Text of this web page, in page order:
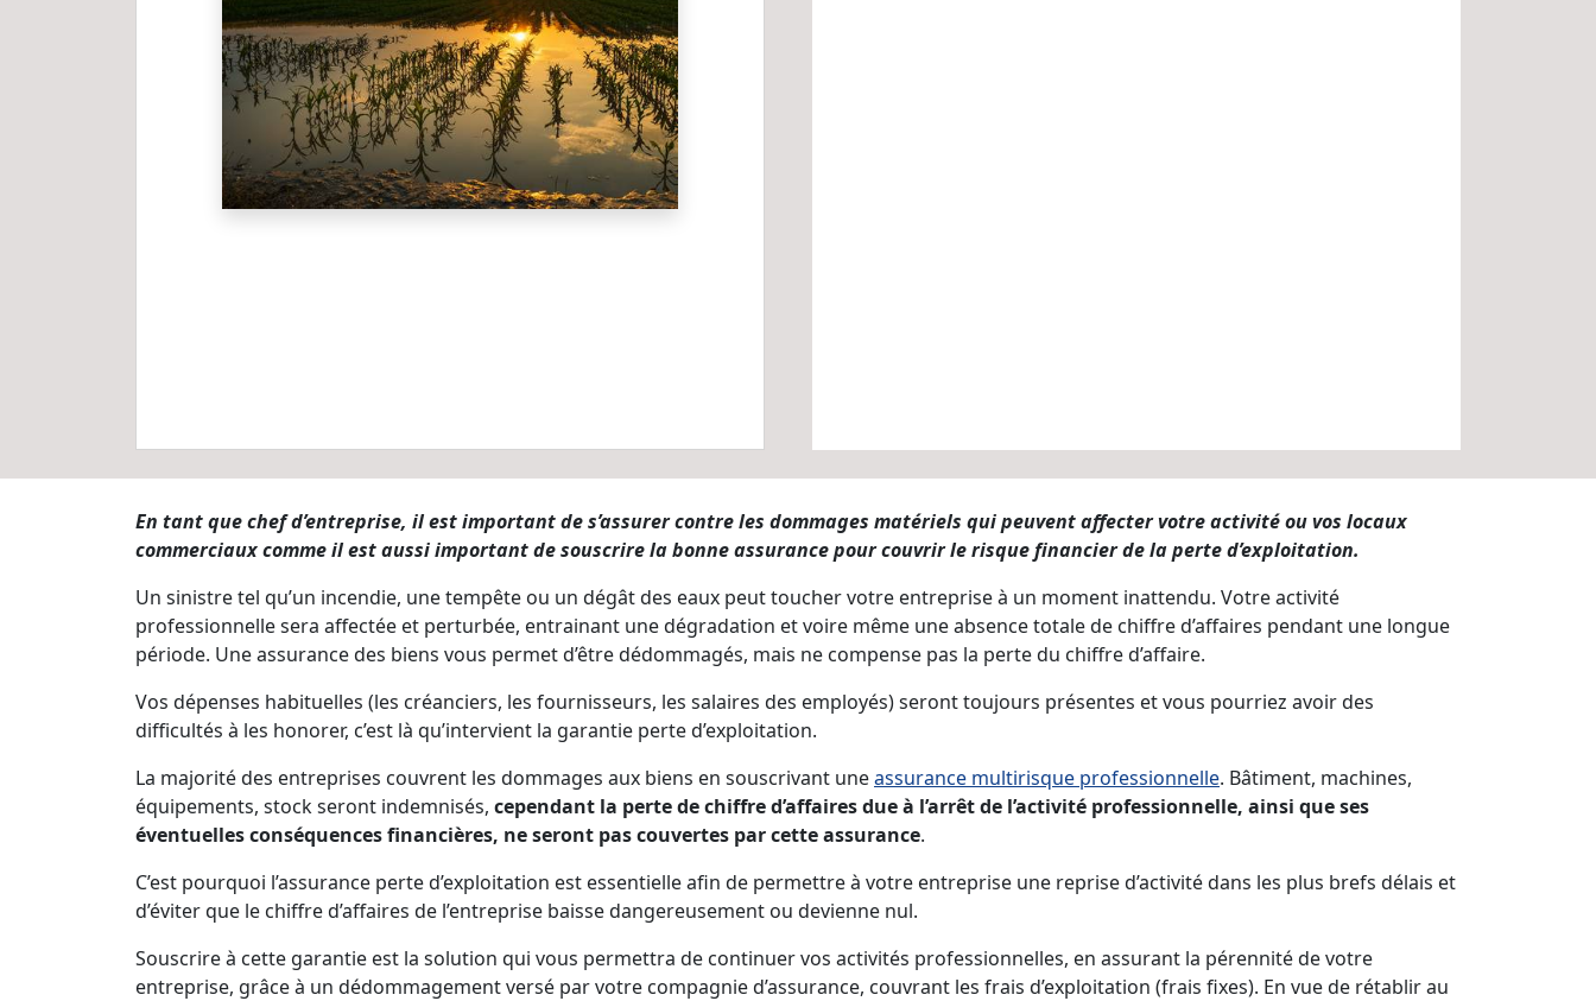
En tant que chef d’entreprise, il est important de s’assurer contre les dommages matériels qui peuvent affecter votre activité ou vos locaux
commerciaux comme il est aussi important de souscrire la bonne assurance pour couvrir le risque financier de la perte d’exploitation.
Un sinistre tel qu’un incendie, une tempête ou un dégât des eaux peut toucher votre entreprise à un moment inattendu. Votre activité
professionnelle sera affectée et perturbée, entrainant une dégradation et voire même une absence totale de chiffre d’affaires pendant une longue
période. Une assurance des biens vous permet d’être dédommagés, mais ne compense pas la perte du chiffre d’affaire.
Vos dépenses habituelles (les créanciers, les fournisseurs, les salaires des employés) seront toujours présentes et vous pourriez avoir des
difficultés à les honorer, c’est là qu’intervient la garantie perte d’exploitation.
La majorité des entreprises couvrent les dommages aux biens en souscrivant uneassurance multirisque professionnelle. Bâtiment, machines,
équipements, stock seront indemnisés, cependant la perte de chiffre d’affaires due à l’arrêt de l’activité professionnelle, ainsi que ses
éventuelles conséquences financières, ne seront pas couvertes par cette assurance.
C’est pourquoi l’assurance perte d’exploitation est essentielle afin de permettre à votre entreprise une reprise d’activité dans les plus brefs délais et
d’éviter que le chiffre d’affaires de l’entreprise baisse dangereusement ou devienne nul.
Souscrire à cette garantie est la solution qui vous permettra de continuer vos activités professionnelles, en assurant la pérennité de votre
entreprise, grâce à un dédommagement versé par votre compagnie d’assurance, couvrant les frais d’exploitation (frais fixes). En vue de rétablir au